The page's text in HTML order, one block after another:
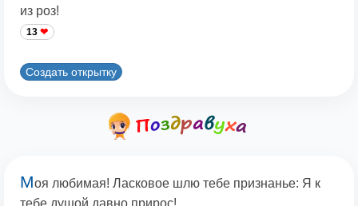
из роз!
13
Создать открытку
Моя любимая! Ласковое шлю тебе признанье: Я к
тебе душой давно прирос!